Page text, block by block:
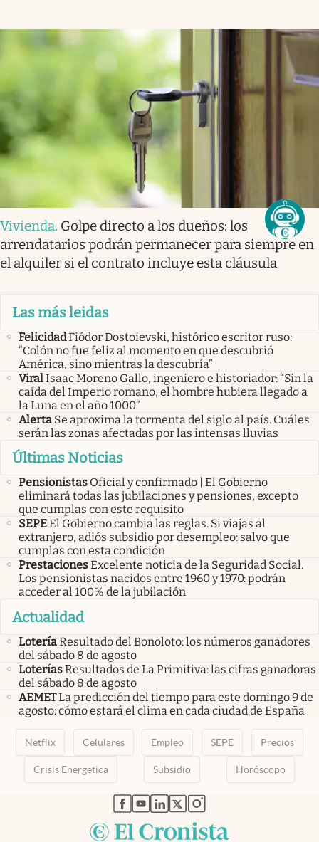
Vivienda. Golpe directo a los dueños: los
arrendatarios podrán permanecer para siempre en
el alquiler si el contrato incluye esta cláusula
Las más leidas
FelicidadFiódor Dostoievski, histórico escritor ruso:
“Colón no fue feliz al momento en que descubrió
América, sino mientras la descubría”
ViralIsaac Moreno Gallo, ingeniero e historiador: “Sin la
caída del Imperio romano, el hombre hubiera llegado a
la Luna en el año 1000”
Alerta Se aproxima la tormenta del siglo al país. Cuáles
serán las zonas afectadas por las intensas lluvias
Últimas Noticias
Pensionistas Oficial y confirmado | El Gobierno
eliminará todas las jubilaciones y pensiones, excepto
que cumplas con este requisito
SEPEEl Gobierno cambia las reglas. Si viajas al
extranjero, adiós subsidio por desempleo: salvo que
cumplas con esta condición
PrestacionesExcelente noticia de la Seguridad Social.
Los pensionistas nacidos entre 1960 y 1970: podrán
acceder al 100% de la jubilación
Actualidad
LoteríaResultado del Bonoloto: los números ganadores
del sábado 8 de agosto
LoteríasResultados de La Primitiva: las cifras ganadoras
del sábado 8 de agosto
AEMETLa predicción del tiempo para este domingo 9 de
agosto: cómo estará el clima en cada ciudad de España
Netflix Celulares Empleo SEPE Precios
Crisis Energetica Subsidio Horóscopo
abre en nueva pestaña
abre en nueva pestaña
abre en nueva pestaña
abre en nueva pestaña
abre en nueva pestaña